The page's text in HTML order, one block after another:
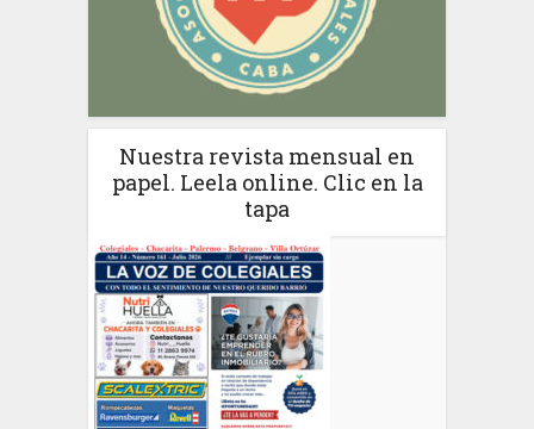
Nuestra revista mensual en
papel. Leela online. Clic en la
tapa